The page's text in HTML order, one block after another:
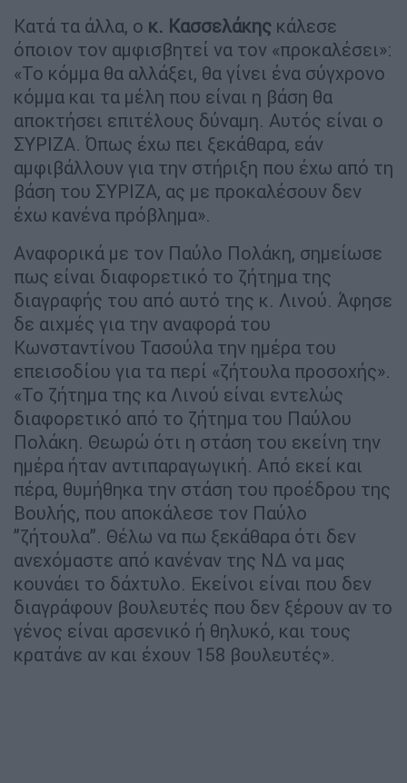
Κατά τα άλλα, ο κ. Κασσελάκης κάλεσε
όποιον τον αμφισβητεί να τον «προκαλέσει»:
«Το κόμμα θα αλλάξει, θα γίνει ένα σύγχρονο
κόμμα και τα μέλη που είναι η βάση θα
αποκτήσει επιτέλους δύναμη. Αυτός είναι ο
ΣΥΡΙΖΑ. Όπως έχω πει ξεκάθαρα, εάν
αμφιβάλλουν για την στήριξη που έχω από τη
βάση του ΣΥΡΙΖΑ, ας με προκαλέσουν δεν
έχω κανένα πρόβλημα».
Αναφορικά με τον Παύλο Πολάκη, σημείωσε
πως είναι διαφορετικό το ζήτημα της
διαγραφής του από αυτό της κ. Λινού. Άφησε
δε αιχμές για την αναφορά του
Κωνσταντίνου Τασούλα την ημέρα του
επεισοδίου για τα περί «ζήτουλα προσοχής».
«Το ζήτημα της κα Λινού είναι εντελώς
διαφορετικό από το ζήτημα του Παύλου
Πολάκη. Θεωρώ ότι η στάση του εκείνη την
ημέρα ήταν αντιπαραγωγική. Από εκεί και
πέρα, θυμήθηκα την στάση του προέδρου της
Βουλής, που αποκάλεσε τον Παύλο
”ζήτουλα”. Θέλω να πω ξεκάθαρα ότι δεν
ανεχόμαστε από κανέναν της ΝΔ να μας
κουνάει το δάχτυλο. Εκείνοι είναι που δεν
διαγράφουν βουλευτές που δεν ξέρουν αν το
γένος είναι αρσενικό ή θηλυκό, και τους
κρατάνε αν και έχουν 158 βουλευτές».